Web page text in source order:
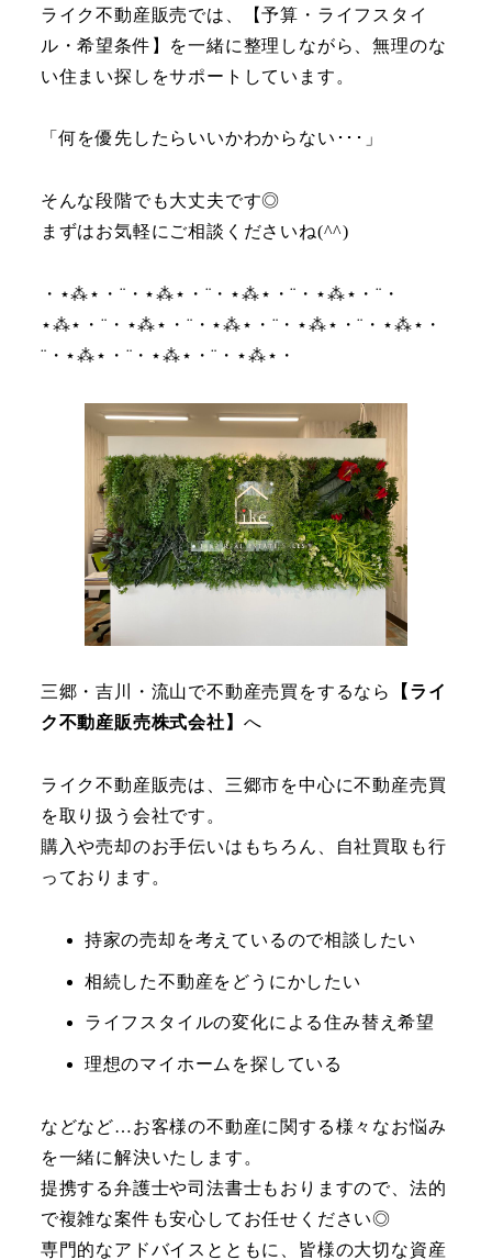
ライク不動産販売では、【予算・ライフスタイ
ル・希望条件】を一緒に整理しながら、無理のな
い住まい探しをサポートしています。
「何を優先したらいいかわからない･･･」
そんな段階でも大丈夫です◎
まずはお気軽にご相談くださいね(^^)
・⋆⁂⋆・¨・⋆⁂⋆・¨・⋆⁂⋆・¨・⋆⁂⋆・¨・
⋆⁂⋆・¨・⋆⁂⋆・¨・⋆⁂⋆・¨・⋆⁂⋆・¨・⋆⁂⋆・
¨・⋆⁂⋆・¨・⋆⁂⋆・¨・⋆⁂⋆・
三郷・吉川・流山で不動産売買をするなら
【ライ
ク不動産販売株式会社】 へ
ライク不動産販売は、三郷市を中心に不動産売買
を取り扱う会社です。
購入や売却のお手伝いはもちろん、自社買取も行
っております。
持家の売却を考えているので相談したい
相続した不動産をどうにかしたい
ライフスタイルの変化による住み替え希望
理想のマイホームを探している
などなど…お客様の不動産に関する様々なお悩み
を一緒に解決いたします。
提携する弁護士や司法書士もおりますので、法的
で複雑な案件も安心してお任せください◎
専門的なアドバイスとともに、皆様の大切な資産